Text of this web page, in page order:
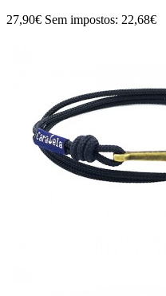
27,90€ Sem impostos: 22,68€